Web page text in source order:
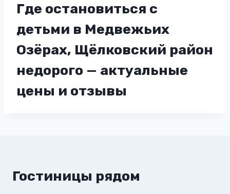
Где остановиться с
детьми в Медвежьих
Озёрах, Щёлковский район
недорого — актуальные
цены и отзывы
Гостиницы рядом